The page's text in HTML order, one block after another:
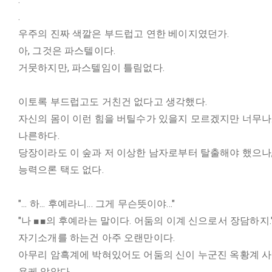
.
우주의 진짜 색깔은 부드럽고 연한 베이지였던가.
아, 그것은 파스텔이다.
거뭇하지만, 파스텔임이 틀림없다.
이토록 부드럽고도 거친건 없다고 생각했다.
자신의 몸이 이런 힘을 버틸수가 있을지 모르겠지만 너무
나른하다.
당장이라도 이 숲과 저 이상한 남자로부터 탈출해야 했으
능력으론 택도 없다.
"... 하... 후예라니... 그게 무슨뜻이야..."
"나 ■■의 후예라는 말이다. 어둠의 이계 신으로서 장담하지
자기소개를 하는건 아주 오랜만이다.
아무리 암흑계에 박혀있어도 어둠의 신이 누군진 옥황계